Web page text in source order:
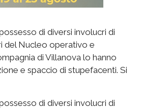
di diversi involucri di
del Nucleo operativo e
di Villanova lo hanno
e spaccio di stupefacenti. Si
di diversi involucri di